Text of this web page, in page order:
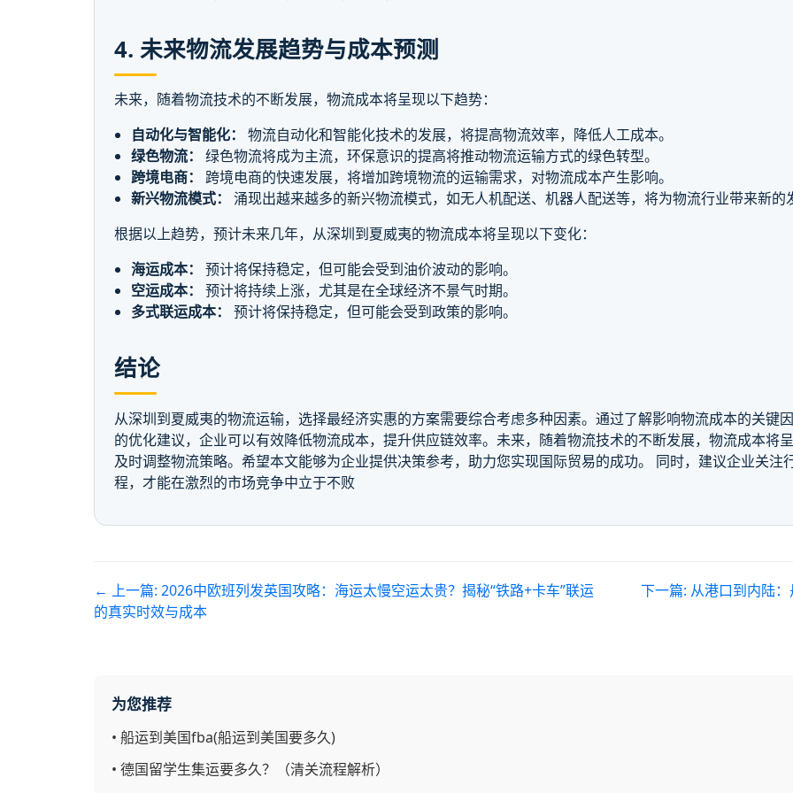
4. 未来物流发展趋势与成本预测
未来，随着物流技术的不断发展，物流成本将呈现以下趋势：
自动化与智能化：
物流自动化和智能化技术的发展，将提高物流效率，降低人工成本。
绿色物流：
绿色物流将成为主流，环保意识的提高将推动物流运输方式的绿色转型。
跨境电商：
跨境电商的快速发展，将增加跨境物流的运输需求，对物流成本产生影响。
新兴物流模式：
涌现出越来越多的新兴物流模式，如无人机配送、机器人配送等，将为物流行业带来新的
根据以上趋势，预计未来几年，从深圳到夏威夷的物流成本将呈现以下变化：
海运成本：
预计将保持稳定，但可能会受到油价波动的影响。
空运成本：
预计将持续上涨，尤其是在全球经济不景气时期。
多式联运成本：
预计将保持稳定，但可能会受到政策的影响。
结论
从深圳到夏威夷的物流运输，选择最经济实惠的方案需要综合考虑多种因素。通过了解影响物流成本的关键
的优化建议，企业可以有效降低物流成本，提升供应链效率。未来，随着物流技术的不断发展，物流成本将
及时调整物流策略。希望本文能够为企业提供决策参考，助力您实现国际贸易的成功。 同时，建议企业关
程，才能在激烈的市场竞争中立于不败
← 上一篇: 2026中欧班列发英国攻略：海运太慢空运太贵？揭秘“铁路+卡车”联运
的真实时效与成本
下一篇: 从港口到内陆：
为您推荐
• 船运到美国fba(船运到美国要多久)
• 德国留学生集运要多久？（清关流程解析）